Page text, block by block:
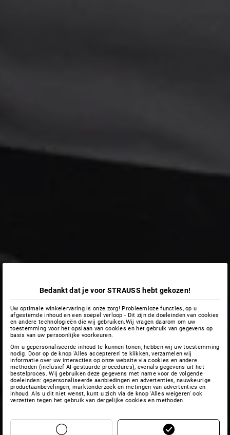
Bedankt dat je voor STRAUSS hebt gekozen!
Uw optimale winkelervaring is onze zorg! Probleemloze functies, op u
afgestemde inhoud en een soepel verloop - Dit zijn de doeleinden van cookies
en andere technologieën die wij gebruiken.Wij vragen daarom om uw
toestemming voor het opslaan van cookies en het gebruik van gegevens op
basis van uw persoonlijke voorkeuren.
Om u gepersonaliseerde inhoud te kunnen tonen, hebben wij uw toestemming
nodig. Door op de knop 'Alles accepteren' te klikken, verzamelen wij
informatie over uw interacties op onze website via cookies en andere
methoden (inclusief AI-gestuurde procedures), evenals gegevens uit het
bestelproces. Wij gebruiken deze gegevens met name voor de volgende
doeleinden: gepersonaliseerde aanbiedingen en advertenties, nauwkeurige
productaanbevelingen, marktonderzoek en metingen van advertenties en
inhoud. Als u dit niet wenst, kunt u zich via de knop 'Alles weigeren' ook
verzetten tegen het gebruik van dergelijke cookies en methoden.